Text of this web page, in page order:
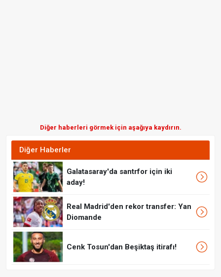
Diğer haberleri görmek için aşağıya kaydırın.
Diğer Haberler
Galatasaray'da santrfor için iki
aday!
Real Madrid'den rekor transfer: Yan
Diomande
Cenk Tosun'dan Beşiktaş itirafı!